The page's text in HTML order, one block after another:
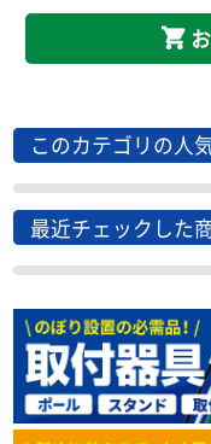
このカテゴリの人
最近チェックした